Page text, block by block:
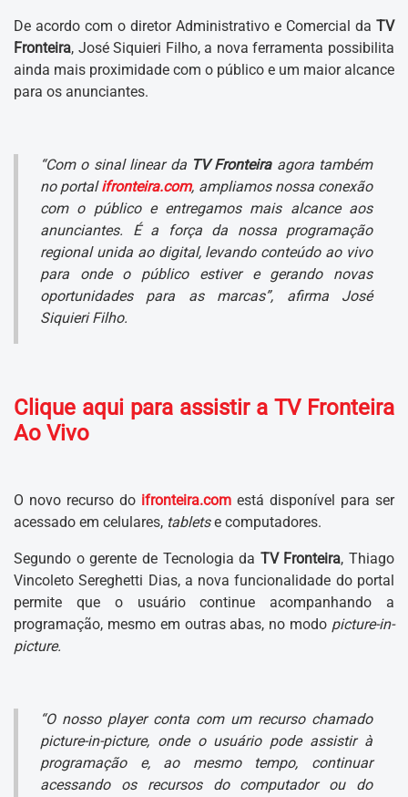
De acordo com o diretor Administrativo e Comercial da TV
Fronteira, José Siquieri Filho, a nova ferramenta possibilita
ainda mais proximidade com o público e um maior alcance
para os anunciantes.
“Com o sinal linear da TV Fronteiraagora também
no portalifronteira.com, ampliamos nossa conexão
com o público e entregamos mais alcance aos
anunciantes. É a força da nossa programação
regional unida ao digital, levando conteúdo ao vivo
para onde o público estiver e gerando novas
oportunidades para as marcas”, afirma José
Siquieri Filho.
Clique aqui para assistir a TV Fronteira
Ao Vivo
O novo recurso do ifronteira.com está disponível para ser
acessado em celulares, tabletse computadores.
Segundo o gerente de Tecnologia da TV Fronteira, Thiago
Vincoleto Sereghetti Dias, a nova funcionalidade do portal
permite que o usuário continue acompanhando a
programação, mesmo em outras abas, no modo picture-in-
picture.
“O nosso player conta com um recurso chamado
picture-in-picture, onde o usuário pode assistir à
programação e, ao mesmo tempo, continuar
acessando os recursos do computador ou do